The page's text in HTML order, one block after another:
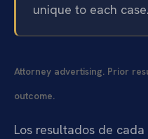
unique to each case.
Attorney advertising. Prior
outcome.
Los resultados de